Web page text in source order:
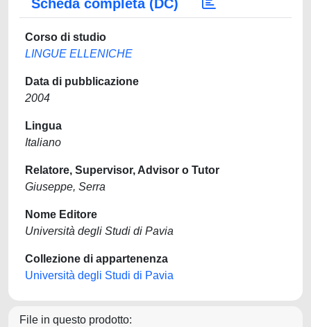
Scheda completa (DC)
Corso di studio
LINGUE ELLENICHE
Data di pubblicazione
2004
Lingua
Italiano
Relatore, Supervisor, Advisor o Tutor
Giuseppe, Serra
Nome Editore
Università degli Studi di Pavia
Collezione di appartenenza
Università degli Studi di Pavia
File in questo prodotto: